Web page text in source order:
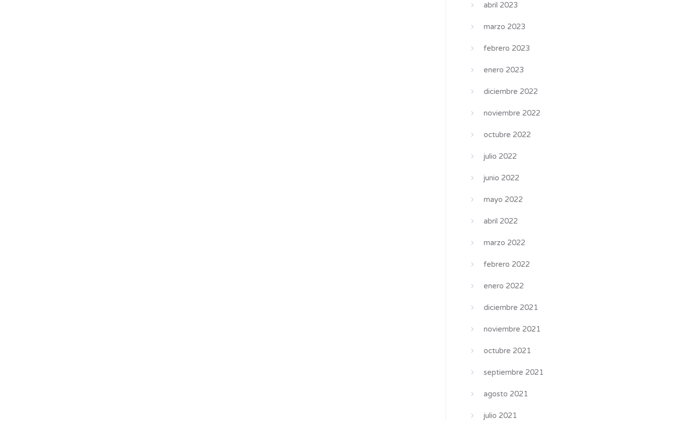
abril 2023
marzo 2023
febrero 2023
enero 2023
diciembre 2022
noviembre 2022
octubre 2022
julio 2022
junio 2022
mayo 2022
abril 2022
marzo 2022
febrero 2022
enero 2022
diciembre 2021
noviembre 2021
octubre 2021
septiembre 2021
agosto 2021
julio 2021